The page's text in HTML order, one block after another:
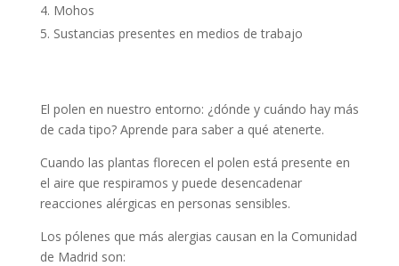
Mohos
Sustancias presentes en medios de trabajo
El polen en nuestro entorno: ¿dónde y cuándo hay más
de cada tipo? Aprende para saber a qué atenerte.
Cuando las plantas florecen el polen está presente en
el aire que respiramos y puede desencadenar
reacciones alérgicas en personas sensibles.
Los pólenes que más alergias causan en la Comunidad
de Madrid son: